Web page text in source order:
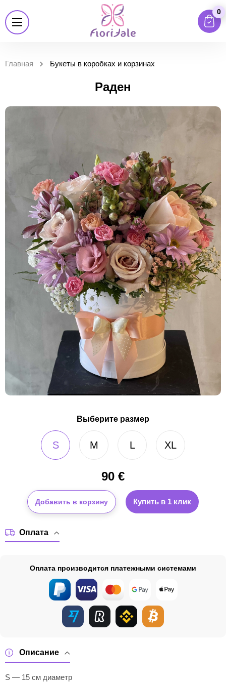
0
Главная Букеты в коробках и корзинах
Раден
Выберите размер
S M L XL
90 €
Добавить в корзину Купить в 1 клик
Описание
S — 15 см диаметр
Оплата
Оплата производится платежными системами